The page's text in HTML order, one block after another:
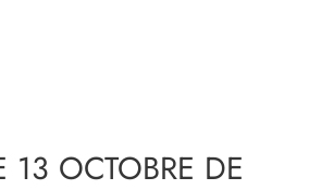
13 OCTOBRE DE